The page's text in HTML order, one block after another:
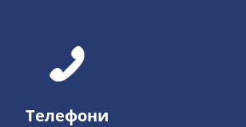
Телефони